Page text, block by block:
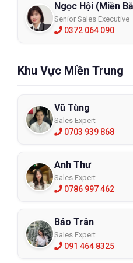
Ngọc Hội (Miền
Senior Sales Executive
0372 064 090
Khu Vực Miền Trung
Vũ Tùng
Sales Expert
0703 939 868
Anh Thư
Sales Expert
0786 997 462
Bảo Trân
Sales Expert
091 464 8325